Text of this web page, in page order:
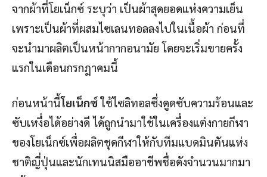
จากผ้าที่โยเน็กซ์ ระบุว่า เป็นผ้าสุดยอดแห่งความเย็น
เพราะเป็นผ้าที่ผสมไซเลนทอลลงไปในเนื้อผ้า ก่อนที่
จะนำมาผลิตเป็นหน้ากากอนามัย โดยจะเริ่มขายครั้ง
แรกในเดือนกรกฎาคมนี้
ก่อนหน้านี้โยเน็กซ์ใช้ไซลิทอลซึ่งดูดซับความร้อนและ
ซับเหงื่อได้อย่างดี ได้ถูกนำมาใช้ในเครื่องแต่งกายกีฬา
ของโยเน็กซ์เพื่อผลิตชุดกีฬาให้กับทีมแบดมินตันแห่ง
ชาติญี่ปุ่นและนักเทนนิสมืออาชีพชื่อดังจำนวนมากมา